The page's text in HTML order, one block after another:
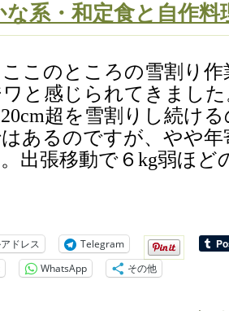
な系・和定食と自作
このところの雪割り作
と感じられてきました
超を雪割りし続け
あるのですが、やや
。出張移動で６kg弱ほ
ドレス
Telegram
WhatsApp その他